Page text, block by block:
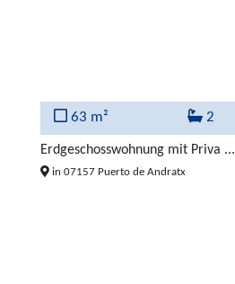
63 m² 2
Erdgeschosswohnung mit Priva ...
in 07157 Puerto de Andratx